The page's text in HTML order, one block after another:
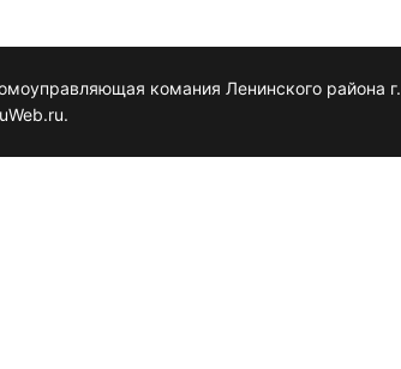
комания Ленинского района г.